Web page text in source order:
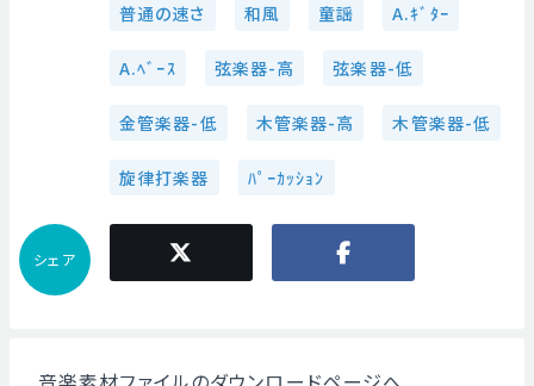
普通の速さ 和風 童謡 A.ｷﾞﾀｰ
A.ﾍﾞｰｽ 弦楽器-高 弦楽器-低
金管楽器-低 木管楽器-高 木管楽器-低
旋律打楽器 ﾊﾟｰｶｯｼｮﾝ
シェア